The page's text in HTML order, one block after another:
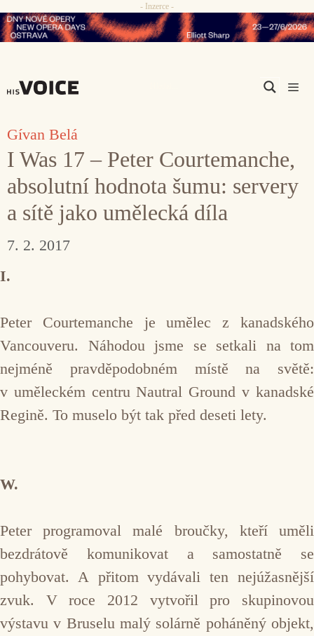
Přeskočit
na
- Inzerce -
Gívan Belá
I Was 17 – Peter Courtemanche,
absolutní hodnota šumu: servery
a sítě jako umělecká díla
7. 2. 2017
I.
Peter Courtemanche je umělec z kanadského
Vancouveru. Náhodou jsme se setkali na tom
nejméně pravděpodobném místě na světě:
v uměleckém centru Nautral Ground v kanadské
Regině. To muselo být tak před deseti lety.
W.
Peter programoval malé broučky, kteří uměli
bezdrátově komunikovat a samostatně se
pohybovat. A přitom vydávali ten nejúžasnější
zvuk. V roce 2012 vytvořil pro skupinovou
výstavu v Bruselu malý solárně poháněný objekt,